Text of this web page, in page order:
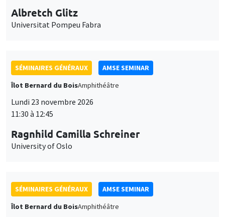
Albretch Glitz
Universitat Pompeu Fabra
SÉMINAIRES GÉNÉRAUX
AMSE SEMINAR
Îlot Bernard du BoisAmphithéâtre
Lundi 23 novembre 2026
11:30 à 12:45
Ragnhild Camilla Schreiner
University of Oslo
SÉMINAIRES GÉNÉRAUX
AMSE SEMINAR
Îlot Bernard du BoisAmphithéâtre